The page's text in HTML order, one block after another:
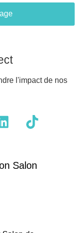
l'impact de nos
Salon